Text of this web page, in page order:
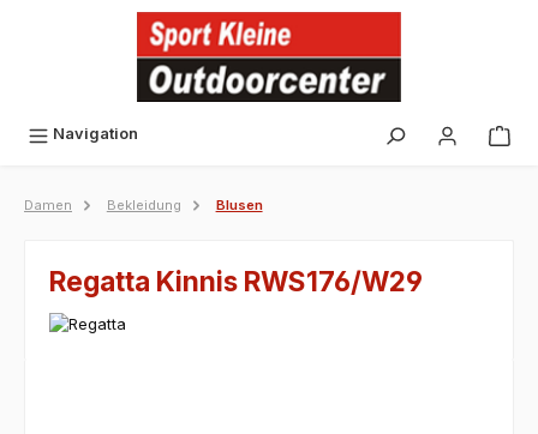
Navigation
Damen Bekleidung Blusen
Regatta Kinnis RWS176/W29